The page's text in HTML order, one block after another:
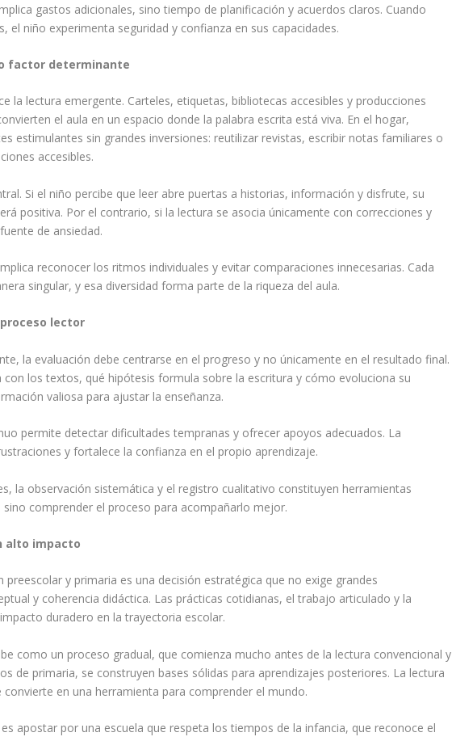
gastos adicionales, sino tiempo de planificación y acuerdos claros. Cuando
el niño experimenta seguridad y confianza en sus capacidades.
factor determinante
la lectura emergente. Carteles, etiquetas, bibliotecas accesibles y producciones
el aula en un espacio donde la palabra escrita está viva. En el hogar,
estimulantes sin grandes inversiones: reutilizar revistas, escribir notas familiares o
accesibles.
Si el niño percibe que leer abre puertas a historias, información y disfrute, su
positiva. Por el contrario, si la lectura se asocia únicamente con correcciones y
de ansiedad.
reconocer los ritmos individuales y evitar comparaciones innecesarias. Cada
singular, y esa diversidad forma parte de la riqueza del aula.
lector
la evaluación debe centrarse en el progreso y no únicamente en el resultado final.
los textos, qué hipótesis formula sobre la escritura y cómo evoluciona su
valiosa para ajustar la enseñanza.
permite detectar dificultades tempranas y ofrecer apoyos adecuados. La
y fortalece la confianza en el propio aprendizaje.
la observación sistemática y el registro cualitativo constituyen herramientas
sino comprender el proceso para acompañarlo mejor.
alto impacto
preescolar y primaria es una decisión estratégica que no exige grandes
y coherencia didáctica. Las prácticas cotidianas, el trabajo articulado y la
duradero en la trayectoria escolar.
como un proceso gradual, que comienza mucho antes de la lectura convencional y
de primaria, se construyen bases sólidas para aprendizajes posteriores. La lectura
en una herramienta para comprender el mundo.
apostar por una escuela que respeta los tiempos de la infancia, que reconoce el